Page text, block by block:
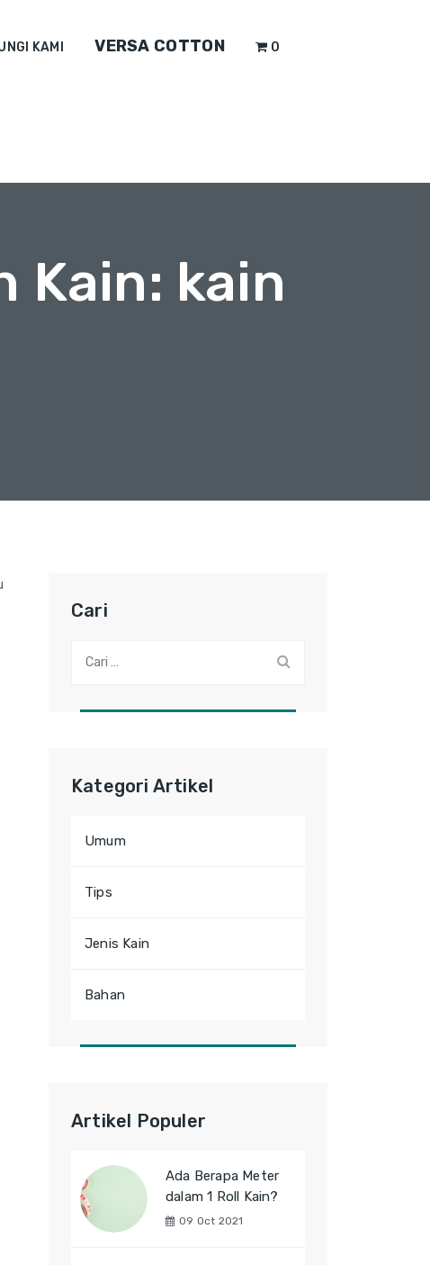
KAMI VERSA COTTON 0
Kain: kain
Cari
Kategori Artikel
Umum
Tips
Jenis Kain
Bahan
Artikel Populer
Ada Berapa Meter
dalam 1 Roll Kain?
09 Oct 2021